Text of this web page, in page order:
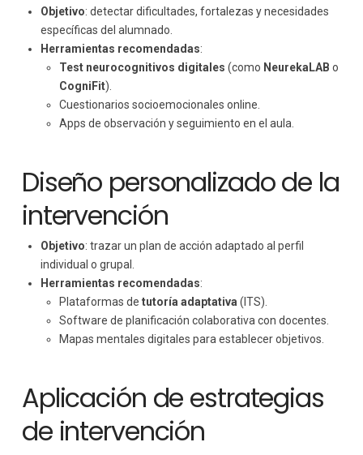
Objetivo: detectar dificultades, fortalezas y necesidades
específicas del alumnado.
Herramientas recomendadas:
Test neurocognitivos digitales (como NeurekaLAB o
CogniFit).
Cuestionarios socioemocionales online.
Apps de observación y seguimiento en el aula.
Diseño personalizado de la
intervención
Objetivo: trazar un plan de acción adaptado al perfil
individual o grupal.
Herramientas recomendadas:
Plataformas detutoría adaptativa (ITS).
Software de planificación colaborativa con docentes.
Mapas mentales digitales para establecer objetivos.
Aplicación de estrategias
de intervención